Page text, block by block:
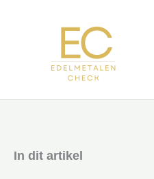
In dit artikel